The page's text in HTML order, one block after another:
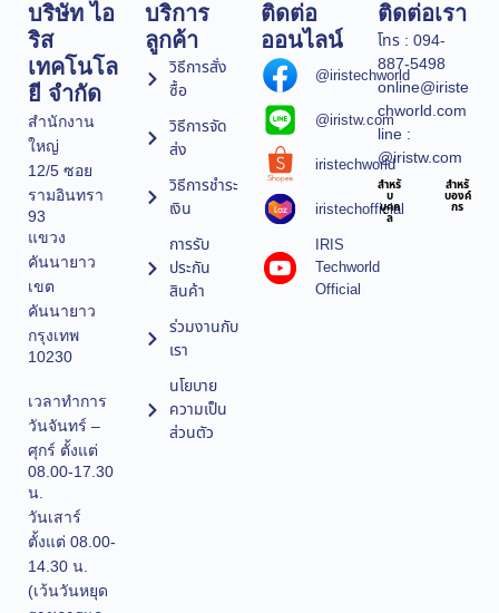
บริษัท ไอ
ริส
เทคโนโล
ยี จำกัด
สำนักงาน
ใหญ่
12/5 ซอย
รามอินทรา
93
แขวง
คันนายาว
เขต
คันนายาว
กรุงเทพ
10230
เวลาทำการ
วันจันทร์ –
ศุกร์ ตั้งแต่
08.00-17.30
น.
วันเสาร์
ตั้งแต่ 08.00-
14.30 น.
(เว้นวันหยุด
บริการ
ลูกค้า
วิธีการสั่ง
ซื้อ
วิธีการจัด
ส่ง
วิธีการชำระ
เงิน
การรับ
ประกัน
สินค้า
ร่วมงานกับ
เรา
นโยบาย
ความเป็น
ส่วนตัว
ติดต่อ
ออนไลน์
@iristechworld
@iristw.com
iristechworld
iristechofficial
IRIS
Techworld
Official
ติดต่อเรา
โทร : 094-
887-5498
online@iriste
chworld.com
line :
@iristw.com
สำหรั
บ
บุคค
ล
สำหรั
บองค์
กร